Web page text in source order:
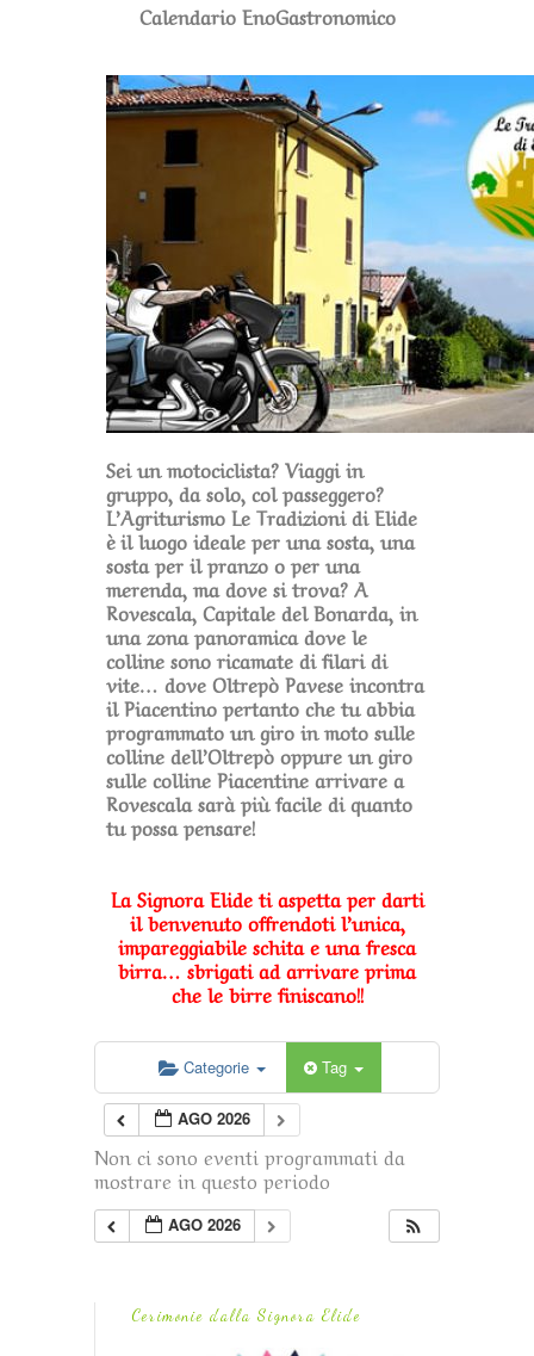
Calendario EnoGastronomico
Sei un motociclista? Viaggi in
gruppo, da solo, col passeggero?
L’Agriturismo Le Tradizioni di Elide
è il luogo ideale per una sosta, una
sosta per il pranzo o per una
merenda, ma dove si trova? A
Rovescala, Capitale del Bonarda, in
una zona panoramica dove le
colline sono ricamate di filari di
vite… dove Oltrepò Pavese incontra
il Piacentino pertanto che tu abbia
programmato un giro in moto sulle
colline dell’Oltrepò oppure un giro
sulle colline Piacentine arrivare a
Rovescala sarà più facile di quanto
tu possa pensare!
La Signora Elide ti aspetta per darti
il benvenuto offrendoti l’unica,
impareggiabile schita e una fresca
birra… sbrigati ad arrivare prima
che le birre finiscano!!
Categorie Tag
AGO 2026
Non ci sono eventi programmati da
mostrare in questo periodo
AGO 2026
Cerimonie dalla Signora Elide